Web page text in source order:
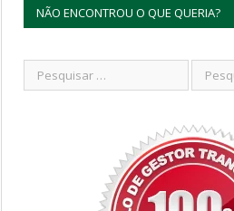
NÃO ENCONTROU O QUE QUERIA?